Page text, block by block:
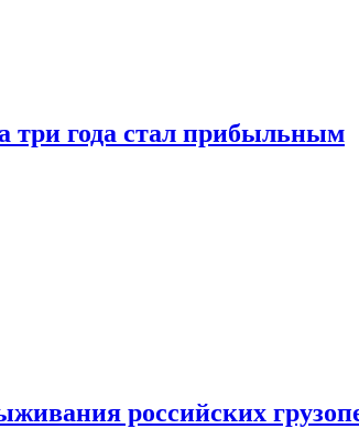
три года стал прибыльным
российских